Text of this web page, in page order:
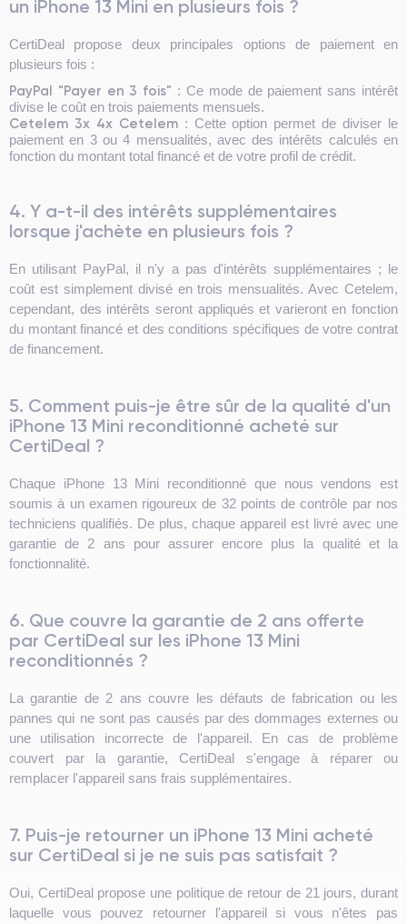
un iPhone 13 Mini en plusieurs fois ?
CertiDeal propose deux principales options de paiement en
plusieurs fois :
PayPal "Payer en 3 fois" : Ce mode de paiement sans intérêt
divise le coût en trois paiements mensuels.
Cetelem 3x 4x Cetelem: Cette option permet de diviser le
paiement en 3 ou 4 mensualités, avec des intérêts calculés en
fonction du montant total financé et de votre profil de crédit.
4. Y a-t-il des intérêts supplémentaires
lorsque j'achète en plusieurs fois ?
En utilisant PayPal, il n'y a pas d'intérêts supplémentaires ; le
coût est simplement divisé en trois mensualités. Avec Cetelem,
cependant, des intérêts seront appliqués et varieront en fonction
du montant financé et des conditions spécifiques de votre contrat
de financement.
5. Comment puis-je être sûr de la qualité d'un
iPhone 13 Mini reconditionné acheté sur
CertiDeal ?
Chaque iPhone 13 Mini reconditionné que nous vendons est
soumis à un examen rigoureux de 32 points de contrôle par nos
techniciens qualifiés. De plus, chaque appareil est livré avec une
garantie de 2 ans pour assurer encore plus la qualité et la
fonctionnalité.
6. Que couvre la garantie de 2 ans offerte
par CertiDeal sur les iPhone 13 Mini
reconditionnés ?
La garantie de 2 ans couvre les défauts de fabrication ou les
pannes qui ne sont pas causés par des dommages externes ou
une utilisation incorrecte de l'appareil. En cas de problème
couvert par la garantie, CertiDeal s'engage à réparer ou
remplacer l'appareil sans frais supplémentaires.
7. Puis-je retourner un iPhone 13 Mini acheté
sur CertiDeal si je ne suis pas satisfait ?
Oui, CertiDeal propose une politique de retour de 21 jours, durant
laquelle vous pouvez retourner l'appareil si vous n'êtes pas